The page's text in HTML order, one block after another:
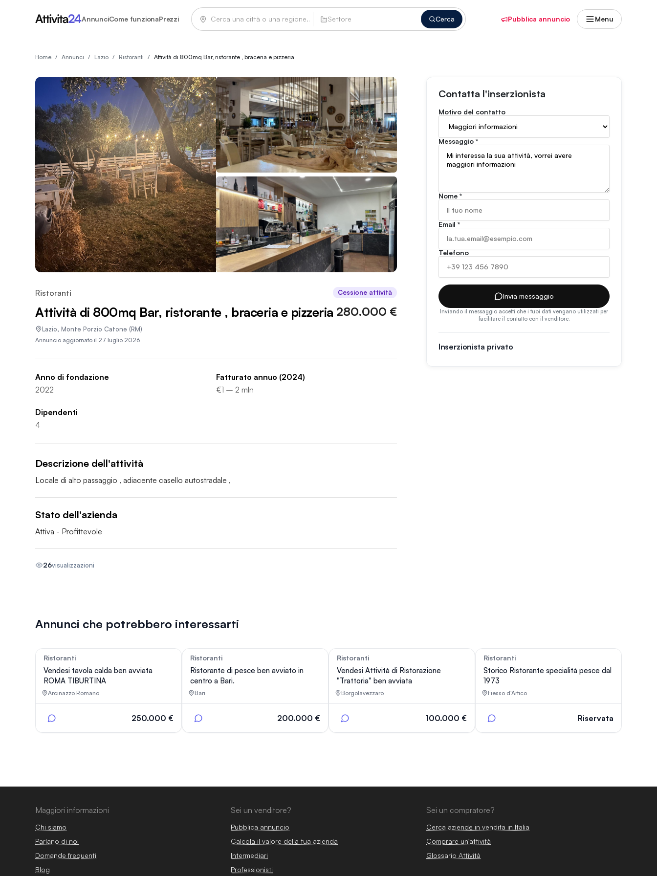
AnnunciCome funzionaPrezzi Settore Cerca Pubblica annuncio Menu
Home / Annunci / Lazio / Ristoranti / Attività di 800mq Bar, ristorante , braceria e pizzeria
Ristoranti Cessione attività
Attività di 800mq Bar, ristorante , braceria e pizzeria
Lazio, Monte Porzio Catone (RM)
280.000 €
Annuncio aggiornato il 27 luglio 2026
Anno di fondazione
2022
Fatturato annuo (2024)
€1 – 2 mln
Dipendenti
4
Descrizione dell'attività
Locale di alto passaggio , adiacente casello autostradale ,
Stato dell'azienda
Attiva - Profittevole
26visualizzazioni
Contatta l'inserzionista
Motivo del contatto
Messaggio *
Nome *
Email *
Telefono
Invia messaggio
Inviando il messaggio accetti che i tuoi dati vengano utilizzati per
facilitare il contatto con il venditore.
Inserzionista privato
Annunci che potrebbero interessarti
Ristoranti
Vendesi tavola calda ben avviata
ROMA TIBURTINA
Arcinazzo Romano
250.000 €
Ristoranti
Ristorante di pesce ben avviato in
centro a Bari.
Bari
200.000 €
Ristoranti
Vendesi Attività di Ristorazione
"Trattoria" ben avviata
Borgolavezzaro
100.000 €
Ristoranti
Storico Ristorante specialità pesce dal
1973
Fiesso d'Artico
Riservata
Maggiori informazioni
Chi siamo
Parlano di noi
Domande frequenti
Blog
Sei un venditore?
Pubblica annuncio
Calcola il valore della tua azienda
Intermediari
Professionisti
Sei un compratore?
Cerca aziende in vendita in Italia
Comprare un'attività
Glossario Attività